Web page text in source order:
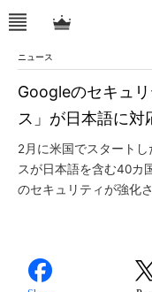
ニュース
Googleのセキュ
ス」が日本語に対
2月に米国でスタート
スが日本語を含む40カ
のセキュリティが強化さ